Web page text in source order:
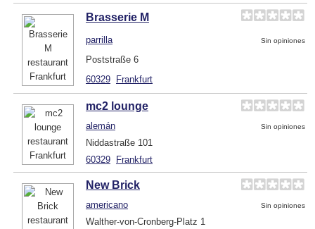
Brasserie M
parrilla Sin opiniones
Poststraße 6
60329 Frankfurt
mc2 lounge
alemán Sin opiniones
Niddastraße 101
60329 Frankfurt
New Brick
americano Sin opiniones
Walther-von-Cronberg-Platz 1